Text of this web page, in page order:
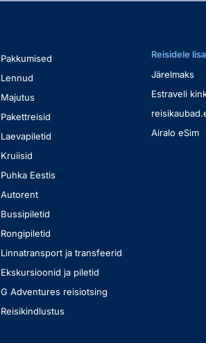
Pakkumised
Lennud
Majutus
Pakettreisid
Laevapiletid
Kruiisid
Puhka Eestis
Autorent
Bussipiletid
Rongipiletid
Linnatransport ja transfeerid
Ekskursioonid ja piletid
G Adventures reisiotsing
Reisikindlustus
Reisidele
Järelmaks
Estraveli
Airalo eSim